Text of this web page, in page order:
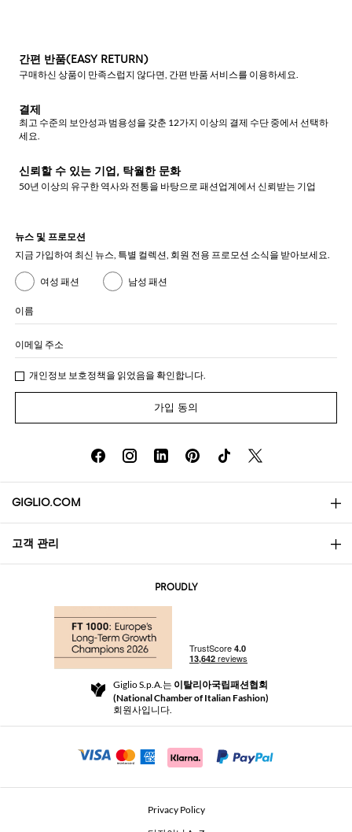
간편 반품(EASY RETURN)
구매하신 상품이 만족스럽지 않다면, 간편 반품 서비스를 이용하세요.
결제
최고 수준의 보안성과 범용성을 갖춘 12가지 이상의 결제 수단 중에서 선택하
세요.
신뢰할 수 있는 기업, 탁월한 문화
50년 이상의 유구한 역사와 전통을 바탕으로 패션업계에서 신뢰받는 기업
뉴스 및 프로모션
지금 가입하여 최신 뉴스, 특별 컬렉션, 회원 전용 프로모션 소식을 받아보세요.
여성 패션 남성 패션
이름
이메일 주소
개인정보 보호정책을 읽었음을 확인합니다.
가입 동의
GIGLIO.COM
소개
Community Store
Beauty Seekers VIP Club
고객 관리
반품 및 환불
For a safe shopping experience
Security Communication
PROUDLY
Giglio S.p.A.는 이탈리아국립패션협회
(National Chamber of Italian Fashion)
회원사입니다.
Privacy Policy